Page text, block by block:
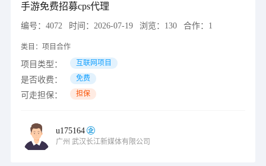
手游免费招募cps代理
编号： 4072 时间： 2026-07-19 浏览： 130 合作： 1
类目： 项目合作
项目类型： 互联网项目
是否收费： 免费
可走担保： 担保
u175164
广州 武汉长江新媒体有限公司